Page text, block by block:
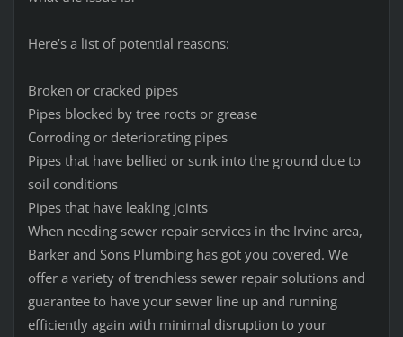
Here’s a list of potential reasons:
Broken or cracked pipes
Pipes blocked by tree roots or grease
Corroding or deteriorating pipes
Pipes that have bellied or sunk into the ground due to
soil conditions
Pipes that have leaking joints
When needing sewer repair services in the Irvine area,
Barker and Sons Plumbing has got you covered. We
offer a variety of trenchless sewer repair solutions and
guarantee to have your sewer line up and running
efficiently again with minimal disruption to your